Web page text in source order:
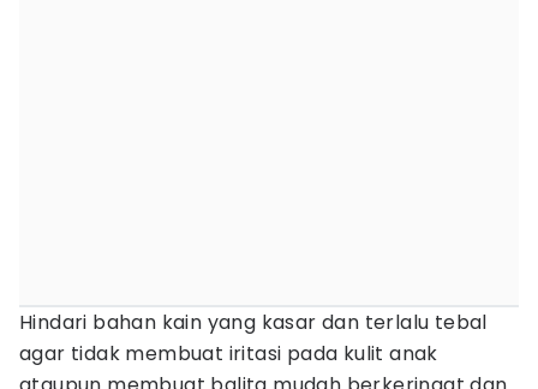
Hindari bahan kain yang kasar dan terlalu tebal
agar tidak membuat iritasi pada kulit anak